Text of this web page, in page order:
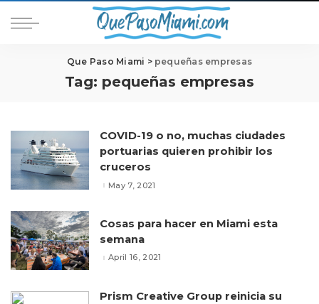
Que Paso Miami > pequeñas empresas
Tag: pequeñas empresas
COVID-19 o no, muchas ciudades
portuarias quieren prohibir los
cruceros
May 7, 2021
Cosas para hacer en Miami esta
semana
April 16, 2021
Prism Creative Group reinicia su